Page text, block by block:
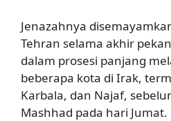
Jenazahnya
Tehran selama akhir
dalam prosesi panjang
beberapa kota di Irak,
Karbala, dan Najaf,
Mashhad pada hari Jumat.